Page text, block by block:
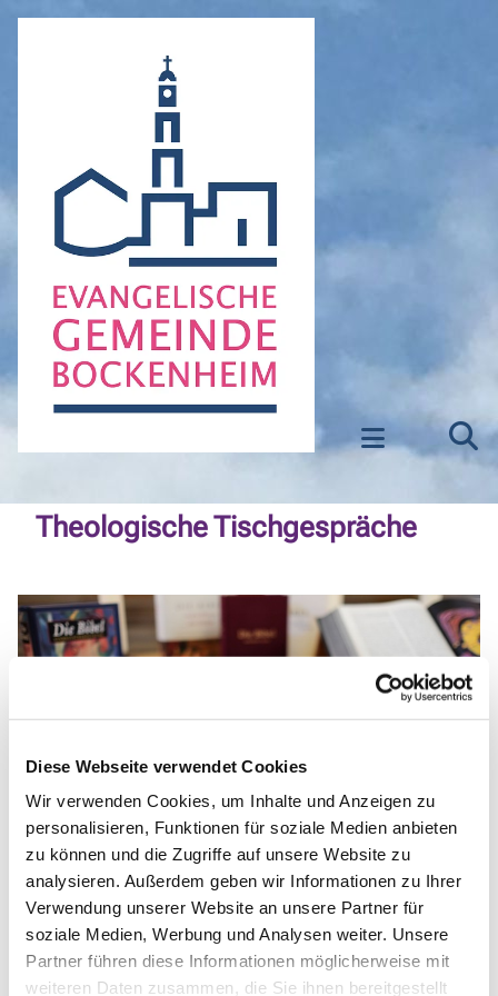
Diese Webseite verwendet Cookies
Wir verwenden Cookies, um Inhalte und Anzeigen zu
personalisieren, Funktionen für soziale Medien anbieten
zu können und die Zugriffe auf unsere Website zu
analysieren. Außerdem geben wir Informationen zu Ihrer
Verwendung unserer Website an unsere Partner für
soziale Medien, Werbung und Analysen weiter. Unsere
Partner führen diese Informationen möglicherweise mit
weiteren Daten zusammen, die Sie ihnen bereitgestellt
Theologische Tischgespräche
Montag, 17. Mai 2027, 19:30 Uhr